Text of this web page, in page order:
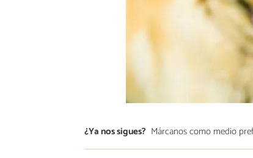
¿Ya nos sigues? Márcanos como medio